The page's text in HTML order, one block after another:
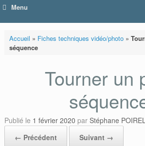
Menu
Accueil » Fiches techniques vidéo/photo»
séquence
Tourner un
Publié le 1 février 2020 par Stéphane
← Précédent
Suivant →